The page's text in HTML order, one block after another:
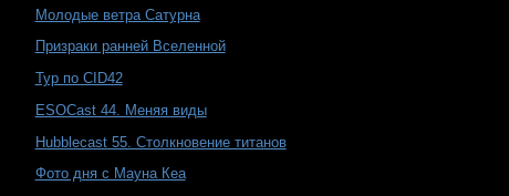
Молодые ветра Сатурна
Призраки ранней Вселенной
Тур по CID42
ESOCast 44. Меняя виды
Hubblecast 55. Столкновение титанов
Фото дня с Мауна Кеа